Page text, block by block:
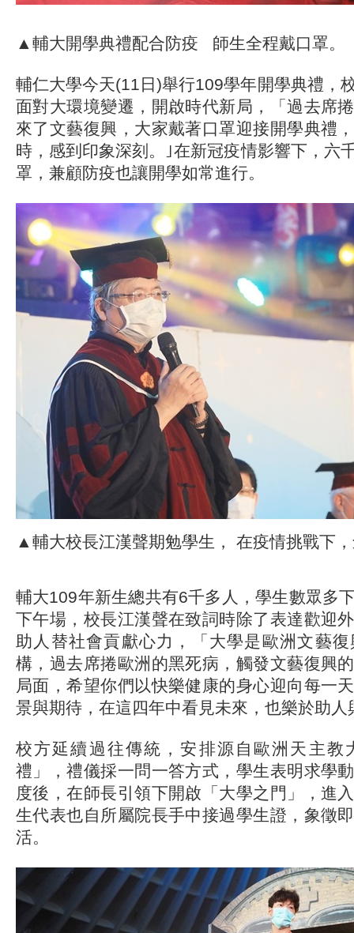
▲輔大開學典禮配合防疫 師生全程戴口罩。
輔仁大學今天(11日)舉行109學年開學典禮，
面對大環境變遷，開啟時代新局，「過去席
來了文藝復興，大家戴著口罩迎接開學典禮
時，感到印象深刻。｣在新冠疫情影響下，六
罩，兼顧防疫也讓開學如常進行。
▲輔大校長江漢聲期勉學生， 在疫情挑戰下
輔大109年新生總共有6千多人，學生數眾多
下午場，校長江漢聲在致詞時除了表達歡迎
助人替社會貢獻心力，「大學是歐洲文藝
構，過去席捲歐洲的黑死病，觸發文藝復興
局面，希望你們以快樂健康的身心迎向每一
景與期待，在這四年中看見未來，也樂於助人
校方延續過往傳統，安排源自歐洲天主教
禮」，禮儀採一問一答方式，學生表明求學
度後，在師長引領下開啟「大學之門」，進
生代表也自所屬院長手中接過學生證，象徵
活。